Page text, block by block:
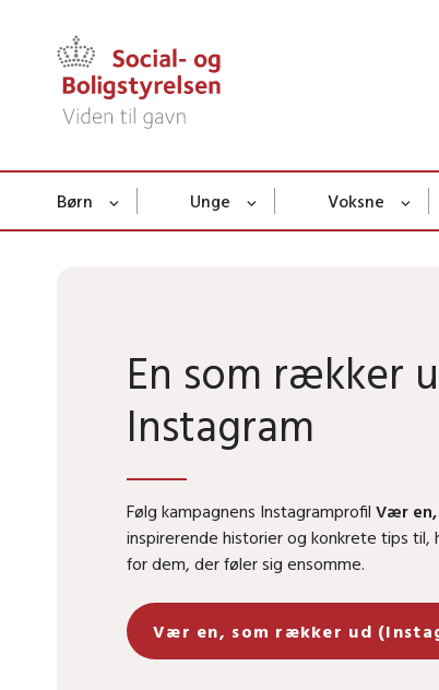
Børn Unge Voksne
En som rækker
Instagram
Følg kampagnens Instagramprofil Vær
inspirerende historier og konkrete tips til,
for dem, der føler sig ensomme.
Vær en, som rækker ud